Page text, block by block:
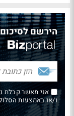
הירשם
אני מאשר קבלת
ו/או באמצעות הסלולר